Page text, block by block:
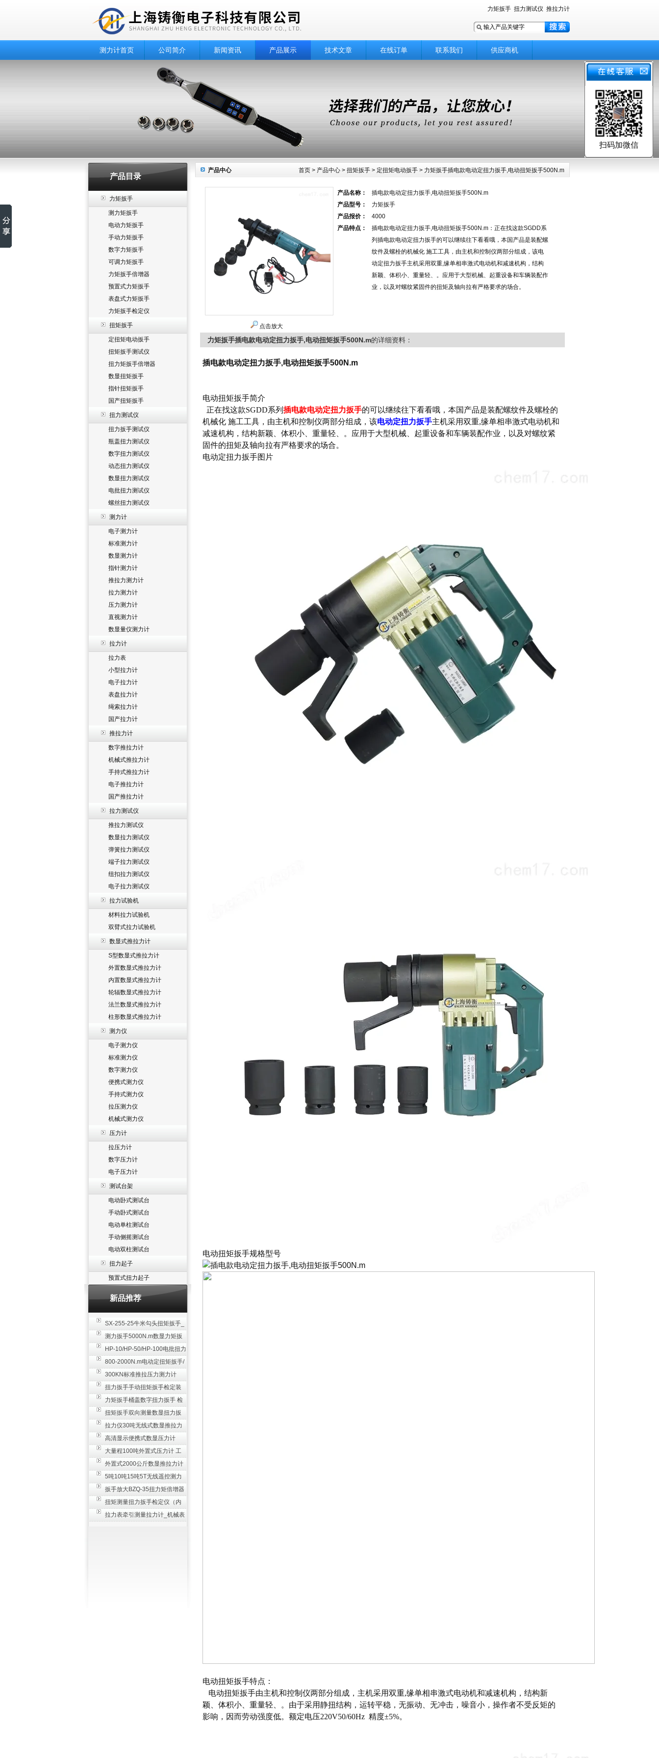
力矩扳手 扭力测试仪 推拉力计
测力计首页 公司简介 新闻资讯 产品展示 技术文章 在线订单 联系我们 供应商机
产品目录
力矩扳手
测力矩扳手
电动力矩扳手
手动力矩扳手
数字力矩扳手
可调力矩扳手
力矩扳手倍增器
预置式力矩扳手
表盘式力矩扳手
力矩扳手检定仪
扭矩扳手
定扭矩电动扳手
扭矩扳手测试仪
扭力矩扳手倍增器
数显扭矩扳手
指针扭矩扳手
国产扭矩扳手
扭力测试仪
扭力扳手测试仪
瓶盖扭力测试仪
数字扭力测试仪
动态扭力测试仪
数显扭力测试仪
电批扭力测试仪
螺丝扭力测试仪
测力计
电子测力计
标准测力计
数显测力计
指针测力计
推拉力测力计
拉力测力计
压力测力计
直视测力计
数显量仪测力计
拉力计
拉力表
小型拉力计
电子拉力计
表盘拉力计
绳索拉力计
国产拉力计
推拉力计
数字推拉力计
机械式推拉力计
手持式推拉力计
电子推拉力计
国产推拉力计
拉力测试仪
推拉力测试仪
数显拉力测试仪
弹簧拉力测试仪
端子拉力测试仪
纽扣拉力测试仪
电子拉力测试仪
拉力试验机
材料拉力试验机
双臂式拉力试验机
数显式推拉力计
S型数显式推拉力计
外置数显式推拉力计
内置数显式推拉力计
轮辐数显式推拉力计
法兰数显式推拉力计
柱形数显式推拉力计
测力仪
电子测力仪
标准测力仪
数字测力仪
便携式测力仪
手持式测力仪
拉压测力仪
机械式测力仪
压力计
拉压力计
数字压力计
电子压力计
测试台架
电动卧式测试台
手动卧式测试台
电动单柱测试台
手动侧摇测试台
电动双柱测试台
扭力起子
预置式扭力起子
新品推荐
SX-255-25牛米勾头扭矩扳手_
螺栓紧固扭力扳手
测力扳手5000N.m数显力矩扳
手 非标扭力扳手工业级
HP-10/HP-50/HP-100电批扭力
测试仪,测量仪
800-2000N.m电动定扭矩扳手/
扭矩电动扳手
300KN标准推拉压力测力计
_0.3级数显压力仪
扭力扳手手动扭矩扳手检定装
置 50-100N扳手测量仪器
力矩扳手桶盖数字扭力扳手 检
测瓶盖拧紧扭矩工具
扭矩扳手双向测量数显扭力扳
手 2000N,m力矩扳手价格
拉力仪30吨无线式数显推拉力
计 数字显示测力计80T
高清显示便携式数显压力计
300N500n_手持电子测力计
大量程100吨外置式压力计 工
业用数显测力计价格
外置式2000公斤数显推拉力计
_数字拉力压力测试仪
5吨10吨15吨5T无线遥控测力
计_带遥控电子拉力计数显式
扳手放大BZQ-35扭力矩倍增器
_3500牛米扭力倍力器仪
扭矩测量扭力扳手检定仪（内
置打印） 扭矩检验仪器
拉力表牵引测量拉力计_机械表
首页 > 产品中心 > 扭矩扳手 > 定扭矩电动扳手 > 力矩扳手插电款电动定扭力扳手,电动扭矩扳手500N.m
产品中心
点击放大
产品名称：
插电款电动定扭力扳手,电动扭矩扳手500N.m
产品型号：
力矩扳手
产品报价：
4000
产品特点：
插电款电动定扭力扳手,电动扭矩扳手500N.m：正在找这款SGDD系
列插电款电动定扭力扳手的可以继续往下看看哦，本国产品是装配螺
纹件及螺栓的机械化 施工工具，由主机和控制仪两部分组成，该电
动定扭力扳手主机采用双重,缘单相串激式电动机和减速机构，结构
新颖、体积小、重量轻、。应用于大型机械、起重设备和车辆装配作
业，以及对螺纹紧固件的扭矩及轴向拉有严格要求的场合。
力矩扳手插电款电动定扭力扳手,电动扭矩扳手500N.m的详细资料：
插电款电动定扭力扳手,电动扭矩扳手500N.m
电动扭矩扳手简介
正在找这款SGDD系列 插电款电动定扭力扳手的可以继续往下看看哦，本国产品是装配螺纹件及螺栓的
机械化 施工工具，由主机和控制仪两部分组成，该电动定扭力扳手主机采用双重,缘单相串激式电动机和
减速机构，结构新颖、体积小、重量轻、。 应用于大型机械、起重设备和车辆装配作业，以及对螺纹紧
固件的扭矩及轴向拉有严格要求的场合。
电动定扭力扳手图片
电动扭矩扳手规格型号
电动扭矩扳手特点：
电动扭矩扳手由主机和控制仪两部分组成，主机采用双重,缘单相串激式电动机和减速机构，结构新
颖、体积小、重量轻、。由于采用静扭结构，运转平稳，无振动、无冲击，噪音小，操作者不受反矩的
影响，因而劳动强度低。额定电压220V50/60Hz 精度±5%。
扫码加微信